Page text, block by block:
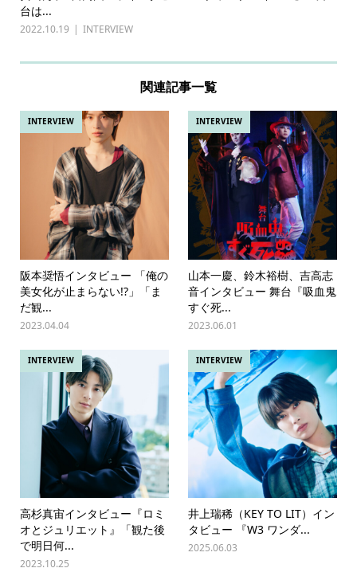
台は...
2022.10.19 INTERVIEW
関連記事一覧
INTERVIEW
阪本奨悟インタビュー 「俺の
美女化が止まらない!?」「ま
だ観...
2023.04.04
INTERVIEW
山本一慶、鈴木裕樹、吉高志
音インタビュー 舞台『吸血鬼
すぐ死...
2023.06.01
INTERVIEW
高杉真宙インタビュー『ロミ
オとジュリエット』「観た後
で明日何...
2023.10.25
INTERVIEW
井上瑞稀（KEY TO LIT）イン
タビュー 『W3 ワンダ...
2025.06.03